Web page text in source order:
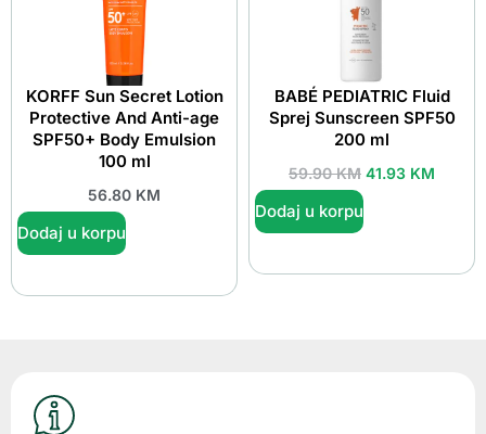
KORFF Sun Secret Lotion
Protective And Anti-age
SPF50+ Body Emulsion
100 ml
56.80 KM
Dodaj u korpu
BABÉ PEDIATRIC Fluid
Sprej Sunscreen SPF50
200 ml
59.90KM 41.93 KM
Dodaj u korpu